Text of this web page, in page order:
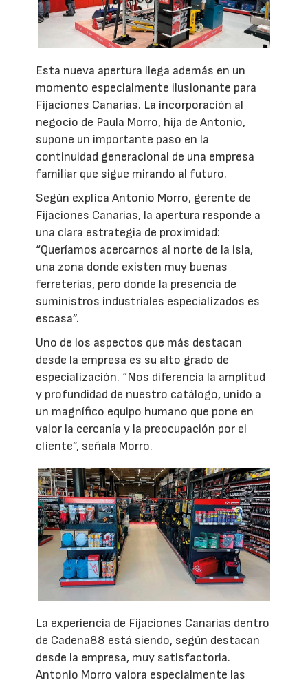
Esta nueva apertura llega además en un
momento especialmente ilusionante para
Fijaciones Canarias. La incorporación al
negocio de Paula Morro, hija de Antonio,
supone un importante paso en la
continuidad generacional de una empresa
familiar que sigue mirando al futuro.
Según explica Antonio Morro, gerente de
Fijaciones Canarias, la apertura responde a
una clara estrategia de proximidad:
“Queríamos acercarnos al norte de la isla,
una zona donde existen muy buenas
ferreterías, pero donde la presencia de
suministros industriales especializados es
escasa”.
Uno de los aspectos que más destacan
desde la empresa es su alto grado de
especialización. “Nos diferencia la amplitud
y profundidad de nuestro catálogo, unido a
un magnífico equipo humano que pone en
valor la cercanía y la preocupación por el
cliente”, señala Morro.
La experiencia de Fijaciones Canarias dentro
de Cadena88 está siendo, según destacan
desde la empresa, muy satisfactoria.
Antonio Morro valora especialmente las